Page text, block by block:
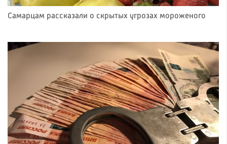
Самарцам рассказали о скрытых угрозах мороженого